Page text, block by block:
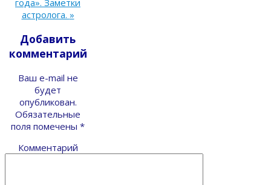
года». Заметки
астролога. »
Добавить
комментарий
Ваш e-mail не
будет
опубликован.
Обязательные
поля помечены *
Комментарий